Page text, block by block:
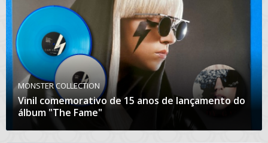
MONSTER COLLECTION
Vinil comemorativo de 15 anos de lançamento do
álbum "The Fame"